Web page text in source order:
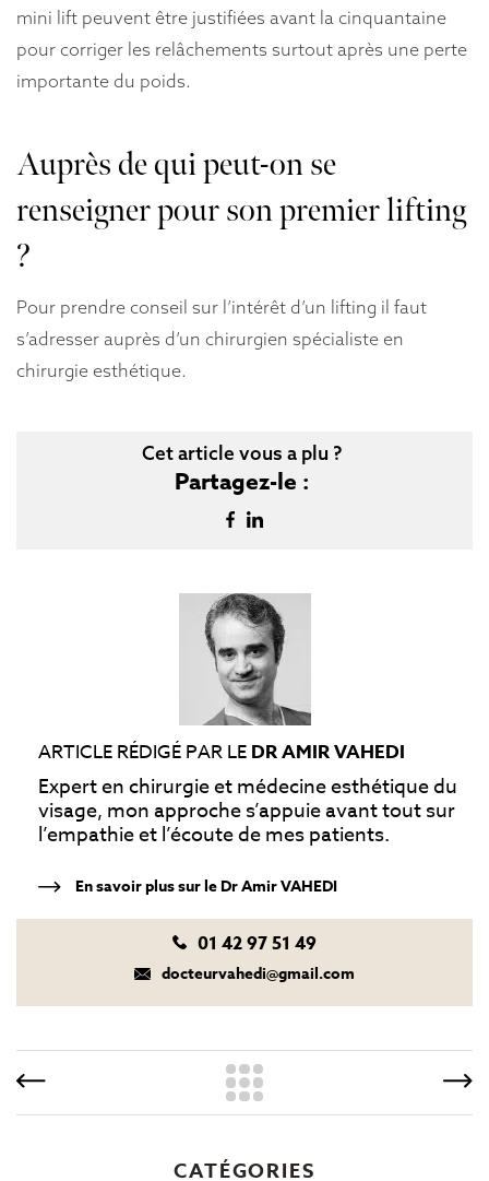
mini lift peuvent être justifiées avant la cinquantaine
pour corriger les relâchements surtout après une perte
importante du poids.
Auprès de qui peut-on se
renseigner pour son premier lifting
?
Pour prendre conseil sur l’intérêt d’un lifting il faut
s’adresser auprès d’un chirurgien spécialiste en
chirurgie esthétique.
Cet article vous a plu ?
Partagez-le :
ARTICLE RÉDIGÉ PAR LE DR AMIR VAHEDI
Expert en chirurgie et médecine esthétique du
visage, mon approche s’appuie avant tout sur
l’empathie et l’écoute de mes patients.
En savoir plus sur le Dr Amir VAHEDI
01 42 97 51 49
docteurvahedi@gmail.com
CATÉGORIES